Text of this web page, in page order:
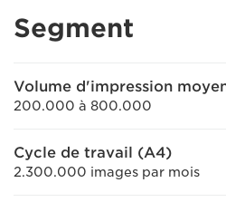
Segment
Volume d'impression
200.000 à 800.000
Cycle de travail (A4)
2.300.000 images par mois